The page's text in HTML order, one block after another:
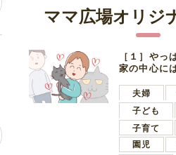
ママ広場オリジ
［１］やっ
家の中心に
夫婦
子ども
子育て
園児